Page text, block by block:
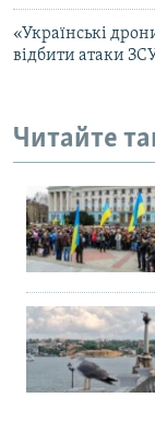
«Українські
відбити атаки
Читайте